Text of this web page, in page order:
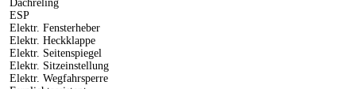
Dachreling
ESP
Elektr. Fensterheber
Elektr. Heckklappe
Elektr. Seitenspiegel
Elektr. Sitzeinstellung
Elektr. Wegfahrsperre